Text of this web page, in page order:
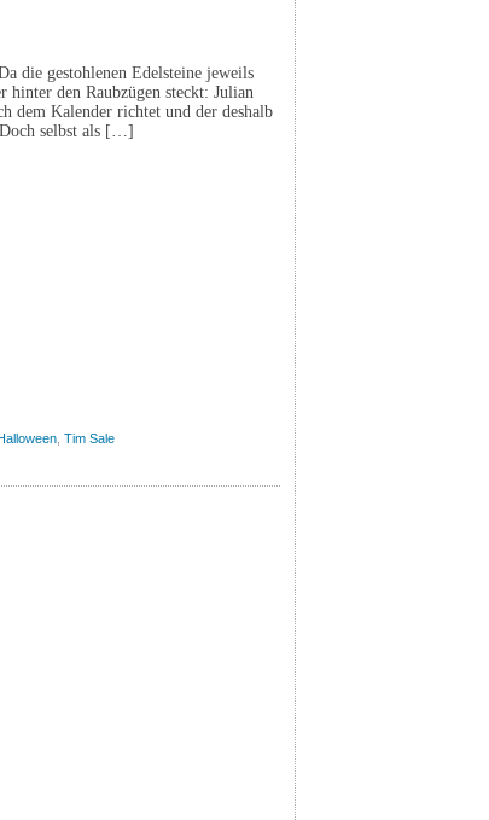
die gestohlenen Edelsteine jeweils
den Raubzügen steckt: Julian
dem Kalender richtet und der deshalb
selbst als […]
Tim Sale